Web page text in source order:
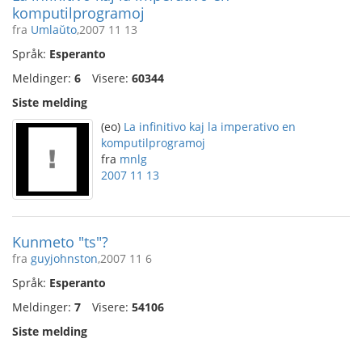
komputilprogramoj
fra Umlaŭto,2007 11 13
Språk: Esperanto
Meldinger: 6 Visere: 60344
Siste melding
(eo) La infinitivo kaj la imperativo en
komputilprogramoj
fra mnlg
2007 11 13
Kunmeto "ts"?
fra guyjohnston,2007 11 6
Språk: Esperanto
Meldinger: 7 Visere: 54106
Siste melding